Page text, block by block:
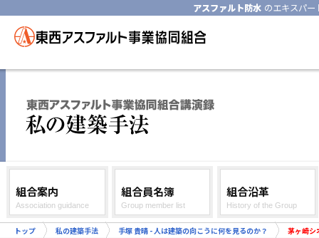
アスファルト防水 のエキスパ
組合案内
Association guidance
組合員名簿
Group member list
組合沿革
History of the Group
トップ 私の建築手法 手塚 貴晴 - 人は建築の向こうに何を見るのか？ 茅ヶ崎シ